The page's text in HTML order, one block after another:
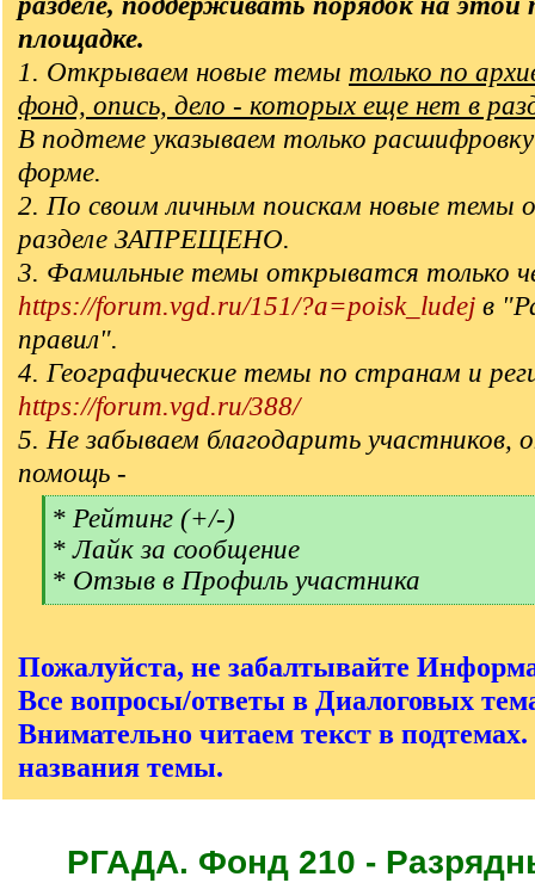
площадке.
1. Открываем новые темы только по
фонд, опись, дело - которых еще нет в
В подтеме указываем только
форме.
2. По своим личным поискам новые темы
разделе ЗАПРЕЩЕНО.
3. Фамильные темы открыватся только
https://forum.vgd.ru/151/?a=poisk_ludej в
правил".
4. Географические темы по странам и
https://forum.vgd.ru/388/
5. Не забываем благодарить участников,
помощь -
[
]
* Рейтинг (+/-)
* Лайк за сообщение
* Отзыв в Профиль участника
[
]
Пожалуйста, не забалтывайте
Все вопросы/ответы в Диалоговых
Внимательно читаем текст в
названия темы.
РГАДА. Фонд 210 -